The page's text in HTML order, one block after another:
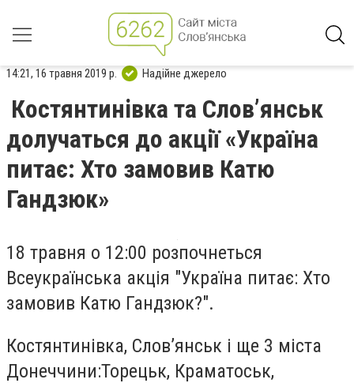
14:21, 16 травня 2019 р. Надійне джерело
Костянтинівка та Слов’янськ
долучаться до акції «Україна
питає: Хто замовив Катю
Гандзюк»
18 травня о 12:00 розпочнеться
Всеукраїнська акція "Україна питає: Хто
замовив Катю Гандзюк?".
Костянтинівка, Слов’янськ і ще 3 міста
Донеччини:Торецьк, Краматоськ,